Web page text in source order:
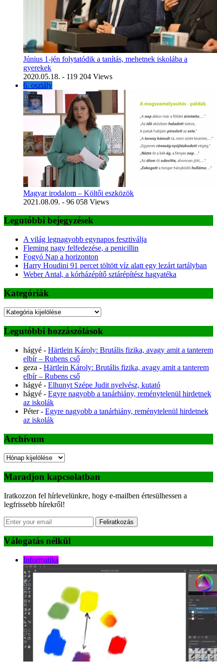
Június 1-jén folytatódik a tanítás, mehetnek iskolába a
gyerekek
2020.05.18. - 119 204 Views
6. osztály
Magyar irodalom – Költői eszközök
2021.08.09. - 96 058 Views
Legutóbbi bejegyzések
A világ legnagyobb egynapos fesztiválja
Fleming nagy felfedezése, a penicillin
Fogyó Nap a horizonton
Harry Houdini 91 percet töltött víz alatt egy lezárt tartályban
Weber Antal, a kórházépítő sztárépítész hagyatéka
Kategóriák
Kategóriák
Legutóbbi hozzászólások
hágyé - Härtlein Károly: Brutális fizika, avagy amit a tanterem
elbír – Rubens cső
geza - Härtlein Károly: Brutális fizika, avagy amit a tanterem
elbír – Rubens cső
hágyé - Elhunyt Szépe Judit nyelvész, kutató
hágyé - Egyre nagyobb a tanárhiány, reménytelenül hirdetnek
az iskolák
Péter- Egyre nagyobb a tanárhiány, reménytelenül hirdetnek
az iskolák
Archívum
Archívum
Maradjon kapcsolatban
Iratkozzon fel hírlevelünkre, hogy e-mailben értesülhessen a
legfrissebb hírekről!
Feliratkozás
Válogatás nélkül
Informatika